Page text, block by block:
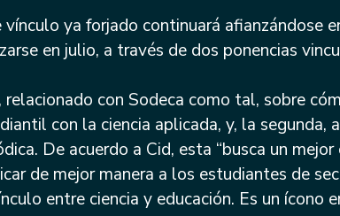
vínculo ya forjado continuará afianzándose
en julio, a través de dos ponencias
relacionado con Sodeca como tal, sobre
con la ciencia aplicada, y, la segunda,
De acuerdo a Cid, esta “busca un
de mejor manera a los estudiantes de
entre ciencia y educación. Es un ícono